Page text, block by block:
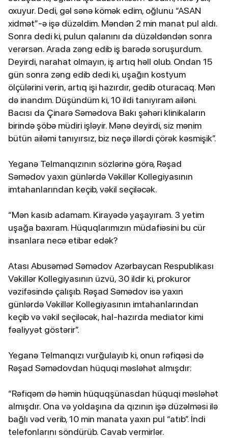
oxuyur. Dedi, gəl sənə kömək edim, oğlunu “ASAN
xidmət”-ə işə düzəldim. Məndən 2 min manat pul aldı.
Sonra dedi ki, pulun qalanını da düzəldəndən sonra
verərsən. Arada zəng edib iş barədə soruşurdum.
Deyirdi, narahat olmayın, iş artıq həll olub. Ondan 15
gün sonra zəng edib dedi ki, uşağın kostyum
ölçülərini verin, artıq işi hazırdır, gedib oturacaq. Mən
də inandım. Düşündüm ki, 10 ildi tanıyıram ailəni.
Bacısı da Çinarə Səmədova Bakı şəhəri klinikaların
birində şöbə müdiri işləyir. Mənə deyirdi, siz mənim
bütün ailəmi tanıyırsız, biz neçə illərdi çörək kəsmişik”.
Yeganə Telmanqızının sözlərinə görə, Rəşad
Səmədov yaxın günlərdə Vəkillər Kollegiyasının
imtahanlarından keçib, vəkil seçiləcək.
“Mən kasıb adamam. Kirayədə yaşayıram. 3 yetim
uşağa baxıram. Hüquqlarımızın müdafiəsini bu cür
insanlara necə etibar edək?
Atası Abusəməd Səmədov Azərbaycan Respublikası
Vəkillər Kollegiyasının üzvü, 30 ildir ki, prokuror
vəzifəsində çalışıb. Rəşad Səmədov isə yaxın
günlərdə Vəkillər Kollegiyasının imtahanlarından
keçib və vəkil seçiləcək, hal-hazırda mediator kimi
fəaliyyət göstərir”.
Yeganə Telmanqızı vurğulayıb ki, onun rəfiqəsi də
Rəşad Səmədovdan hüquqi məsləhət almışdır:
“Rəfiqəm də həmin hüquqşünasdan hüquqi məsləhət
almışdır. Ona və yoldaşına da qızının işə düzəlməsi ilə
bağlı vəd verib, 10 min manata yaxın pul “atıb”. İndi
telefonlarını söndürüb. Cavab vermirlər.